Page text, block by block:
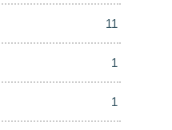
11
1
1